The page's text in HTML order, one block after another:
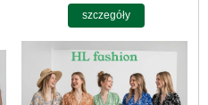
szczegóły